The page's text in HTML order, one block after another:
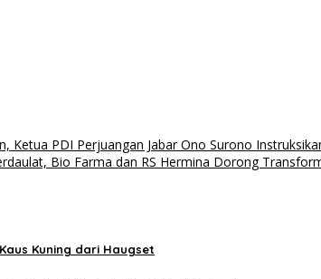
Ketua PDI Perjuangan Jabar Ono Surono
Bio Farma dan RS Hermina Dorong
Kuning dari Haugset